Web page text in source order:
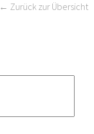
← Zurück zur Übersicht